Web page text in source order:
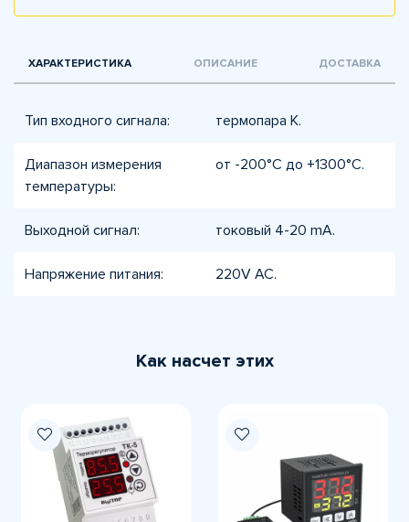
ХАРАКТЕРИСТИКА ОПИСАНИЕ ДОСТАВКА
Тип входного сигнала: термопара K.
Диапазон измерения
температуры:
от -200°C до +1300°C.
Выходной сигнал: токовый 4-20 mA.
Напряжение питания: 220V AC.
Как насчет этих